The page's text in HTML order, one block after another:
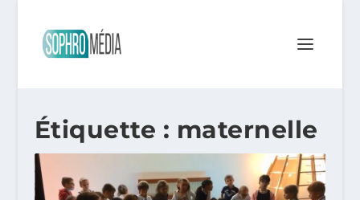
Étiquette : maternelle